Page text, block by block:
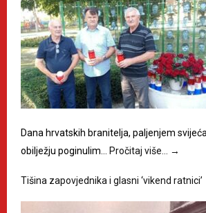
Dana hrvatskih branitelja, paljenjem
obilježju poginulim…
Pročitaj više… →
Tišina zapovjednika i glasni ‘vikend ratnici’